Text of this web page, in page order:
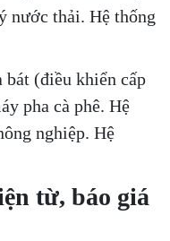
nước thải. Hệ thống
(điều khiển cấp
pha cà phê. Hệ
nghiệp. Hệ
từ, báo giá